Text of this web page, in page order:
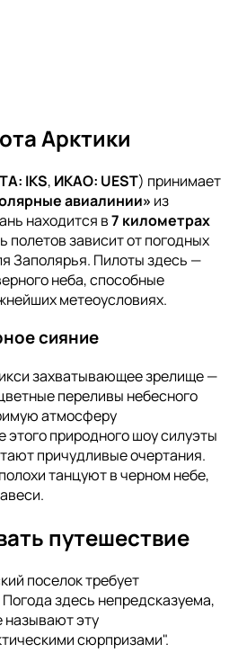
Арктики
IKS, ИКАО: UEST) принимает
авиалинии» из
находится в7 километрах
полетов зависит от погодных
Заполярья. Пилоты здесь —
неба, способные
метеоусловиях.
сияние
захватывающее зрелище —
переливы небесного
атмосферу
этого природного шоу силуэты
причудливые очертания.
танцуют в черном небе,
путешествие
поселок требует
здесь непредсказуема,
называют эту
сюрпризами".